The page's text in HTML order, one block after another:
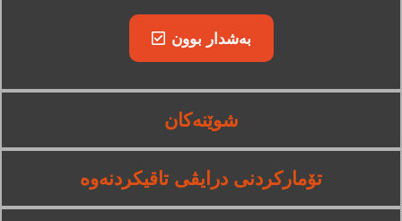
بەشدار بوون
شوێنەکان
تۆمارکردنی درایڤی تاقیکردنەوە